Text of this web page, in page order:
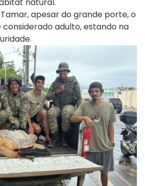
apesar do grande porte, o
considerado adulto, estando na